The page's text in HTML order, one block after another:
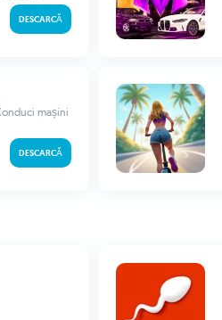
DESCARCĂ
mașini
DESCARCĂ